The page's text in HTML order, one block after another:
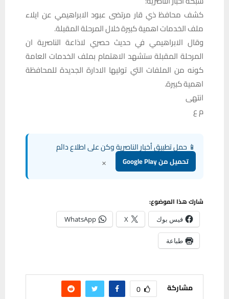
كشف محافظ ذي قار مرتضى عبود الابراهيمي عن ايلاء
ملف الخدمات اهمية كبيرة خلال المرحلة المقبلة.
وقال الابراهيمي في حديث حصري لاذاعة الناصرية ان
المرحلة المقبلة ستشهد الاهتمام بملف الخدمات العامة
كونه من الملفات التي توليها الادارة الجديدة للمحافظة
اهمية كبيرة.
انتهى
م ع
📱 حمل تطبيق أخبار الناصرية وكن على اطلاع دائم
تحميل من Google Play ×
شارك هذا الموضوع:
فيس بوك X
WhatsApp
طباعة
مشاركة 0